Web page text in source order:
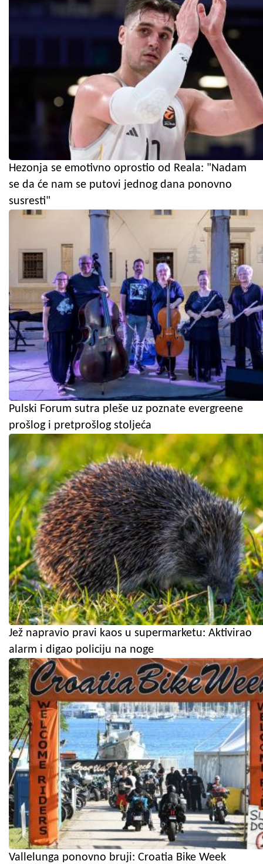
Hezonja se emotivno oprostio od Reala: "Nadam
se da će nam se putovi jednog dana ponovno
susresti"
Pulski Forum sutra pleše uz poznate evergreene
prošlog i pretprošlog stoljeća
Jež napravio pravi kaos u supermarketu: Aktivirao
alarm i digao policiju na noge
Vallelunga ponovno bruji: Croatia Bike Week